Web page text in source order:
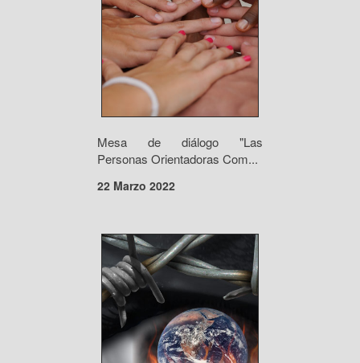
Mesa de diálogo "Las
Personas Orientadoras Com...
22 Marzo 2022